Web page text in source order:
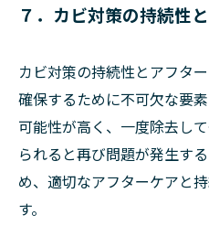
７．カビ対策の持続性
カビ対策の持続性とアフタ
確保するために不可欠な要
可能性が高く、一度除去し
られると再び問題が発生す
め、適切なアフターケアと
す。